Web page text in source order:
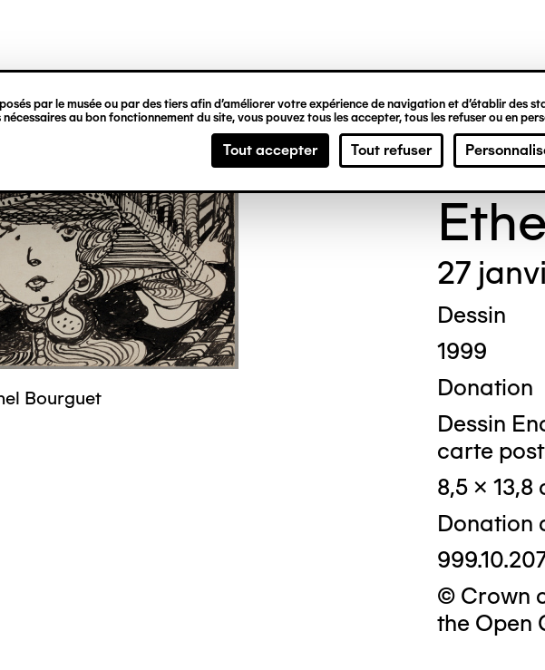
par le musée ou par des tiers afin d’améliorer votre expérience de navigation et d’établir des
nécessaires au bon fonctionnement du site, vous pouvez tous les accepter, tous les refuser ou en
Tout accepter Tout refuser
Bourguet
27
Dessin
1999
Donation
Dessin
carte
8,5 x 13,8
Donation
© Crown
the Open